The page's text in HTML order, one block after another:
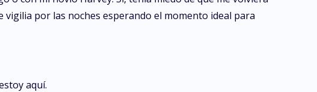
por las noches esperando el momento ideal para
aquí.